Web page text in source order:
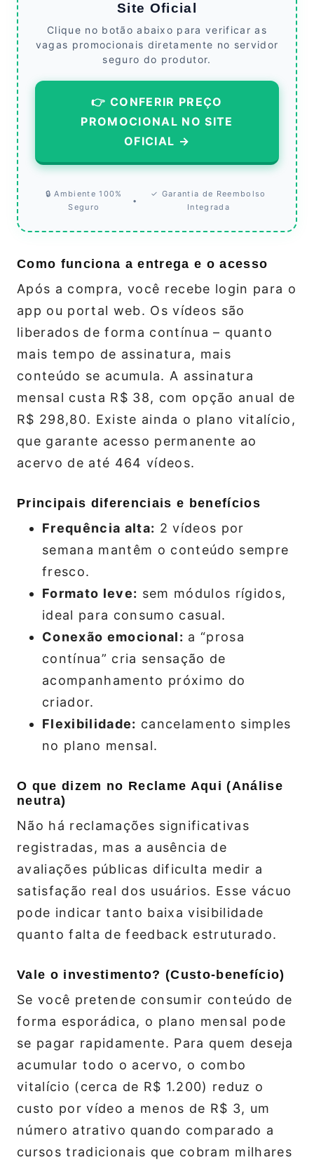
Site Oficial
Clique no botão abaixo para verificar as
vagas promocionais diretamente no servidor
seguro do produtor.
👉 CONFERIR PREÇO
PROMOCIONAL NO SITE
OFICIAL →
🔒 Ambiente 100%
Seguro
•
✓ Garantia de Reembolso
Integrada
Como funciona a entrega e o acesso
Após a compra, você recebe login para o
app ou portal web. Os vídeos são
liberados de forma contínua – quanto
mais tempo de assinatura, mais
conteúdo se acumula. A assinatura
mensal custa R$ 38, com opção anual de
R$ 298,80. Existe ainda o plano vitalício,
que garante acesso permanente ao
acervo de até 464 vídeos.
Principais diferenciais e benefícios
Frequência alta: 2 vídeos por
semana mantêm o conteúdo sempre
fresco.
Formato leve: sem módulos rígidos,
ideal para consumo casual.
Conexão emocional: a “prosa
contínua” cria sensação de
acompanhamento próximo do
criador.
Flexibilidade: cancelamento simples
no plano mensal.
O que dizem no Reclame Aqui (Análise
neutra)
Não há reclamações significativas
registradas, mas a ausência de
avaliações públicas dificulta medir a
satisfação real dos usuários. Esse vácuo
pode indicar tanto baixa visibilidade
quanto falta de feedback estruturado.
Vale o investimento? (Custo‑benefício)
Se você pretende consumir conteúdo de
forma esporádica, o plano mensal pode
se pagar rapidamente. Para quem deseja
acumular todo o acervo, o combo
vitalício (cerca de R$ 1.200) reduz o
custo por vídeo a menos de R$ 3, um
número atrativo quando comparado a
cursos tradicionais que cobram milhares